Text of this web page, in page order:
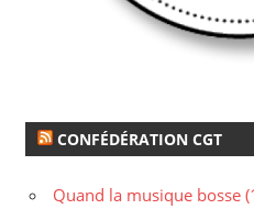
CONFÉDÉRATION CGT
Quand la musique bosse